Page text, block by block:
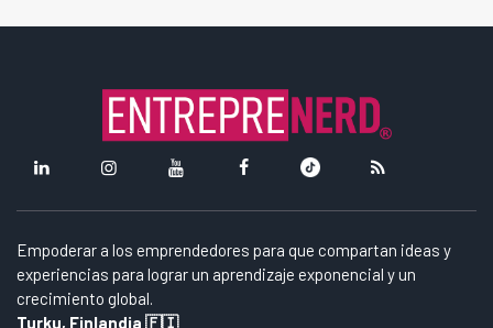
Empoderar a los emprendedores para que compartan ideas y
experiencias para lograr un aprendizaje exponencial y un
crecimiento global.
Turku, Finlandia 🇫🇮